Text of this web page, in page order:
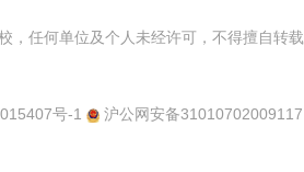
，任何单位及个人未经许可，不得擅自转载
号-1 沪公网安备31010702009117